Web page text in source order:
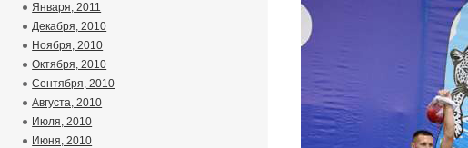
Января, 2011
Декабря, 2010
Ноября, 2010
Октября, 2010
Сентября, 2010
Августа, 2010
Июля, 2010
Июня, 2010